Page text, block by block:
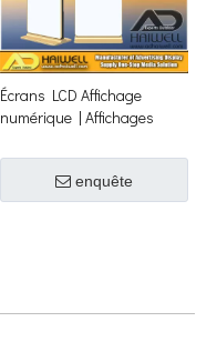
Écrans LCD Affichage
numérique | Affichages
enquête